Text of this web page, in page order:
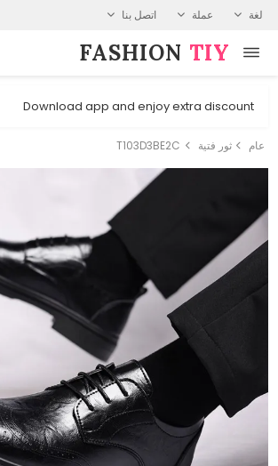
لغة عملة اتصل بنا
FASHION⁠ TIY
Download app and enjoy extra discount
عام ثور فتية T103D3BE2C